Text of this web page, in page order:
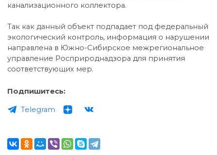
канализационного коллектора.
Так как данный объект подпадает под федеральный
экологический контроль, информация о нарушении
направлена в Южно-Сибирское межрегиональное
управление Росприроднадзора для принятия
соответствующих мер.
Подпишитесь:
Telegram